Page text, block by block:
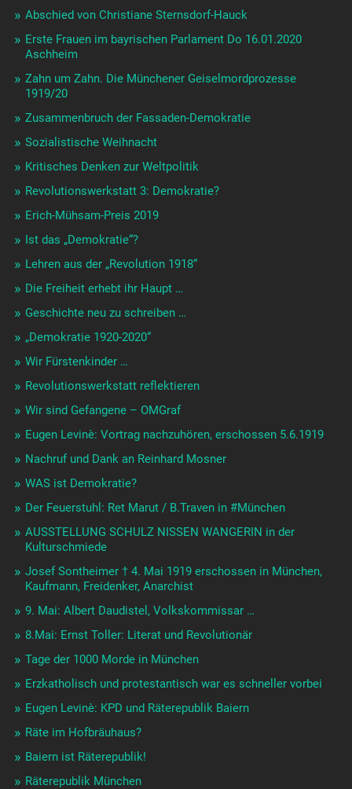
Abschied von Christiane Sternsdorf-Hauck
Erste Frauen im bayrischen Parlament Do 16.01.2020
Aschheim
Zahn um Zahn. Die Münchener Geiselmordprozesse
1919/20
Zusammenbruch der Fassaden-Demokratie
Sozialistische Weihnacht
Kritisches Denken zur Weltpolitik
Revolutionswerkstatt 3: Demokratie?
Erich-Mühsam-Preis 2019
Ist das „Demokratie“?
Lehren aus der „Revolution 1918“
Die Freiheit erhebt ihr Haupt …
Geschichte neu zu schreiben …
„Demokratie 1920-2020“
Wir Fürstenkinder …
Revolutionswerkstatt reflektieren
Wir sind Gefangene – OMGraf
Eugen Levinè: Vortrag nachzuhören, erschossen 5.6.1919
Nachruf und Dank an Reinhard Mosner
WAS ist Demokratie?
Der Feuerstuhl: Ret Marut / B.Traven in #München
AUSSTELLUNG SCHULZ NISSEN WANGERIN in der
Kulturschmiede
Josef Sontheimer † 4. Mai 1919 erschossen in München,
Kaufmann, Freidenker, Anarchist
9. Mai: Albert Daudistel, Volkskommissar …
8.Mai: Ernst Toller: Literat und Revolutionär
Tage der 1000 Morde in München
Erzkatholisch und protestantisch war es schneller vorbei
Eugen Levinè: KPD und Räterepublik Baiern
Räte im Hofbräuhaus?
Baiern ist Räterepublik!
Räterepublik München